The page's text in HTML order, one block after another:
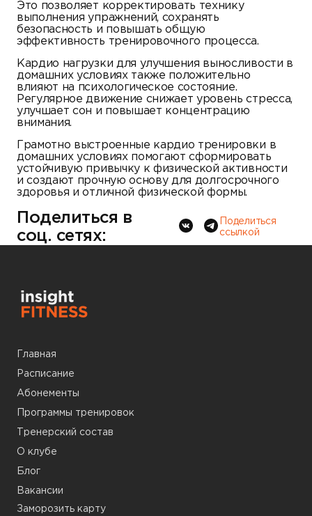
Это позволяет корректировать технику
выполнения упражнений, сохранять
безопасность и повышать общую
эффективность тренировочного процесса.
Кардио нагрузки для улучшения выносливости в
домашних условиях также положительно
влияют на психологическое состояние.
Регулярное движение снижает уровень стресса,
улучшает сон и повышает концентрацию
внимания.
Грамотно выстроенные кардио тренировки в
домашних условиях помогают сформировать
устойчивую привычку к физической активности
и создают прочную основу для долгосрочного
здоровья и отличной физической формы.
Поделиться в
соц. сетях:
Поделиться
ссылкой
Главная
Расписание
Абонементы
Программы тренировок
Тренерский состав
О клубе
Блог
Вакансии
Заморозить карту